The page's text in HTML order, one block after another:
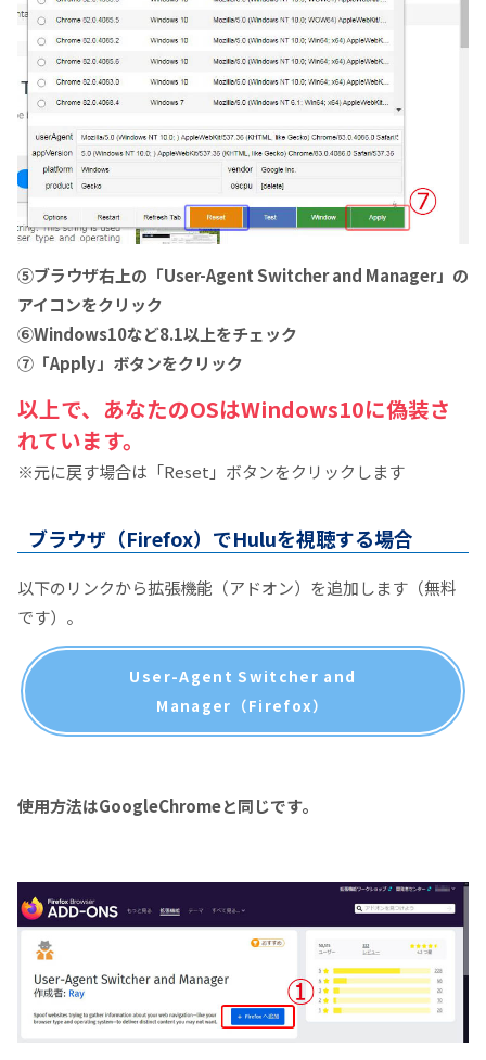
⑤ブラウザ右上の「User-Agent Switcher and Manager」の
アイコンをクリック
⑥Windows10など8.1以上をチェック
⑦「Apply」ボタンをクリック
以上で、あなたのOSはWindows10に偽装さ
れています。
※元に戻す場合は「Reset」ボタンをクリックします
ブラウザ（Firefox）でHuluを視聴する場合
以下のリンクから拡張機能（アドオン）を追加します（無料
です）。
User-Agent Switcher and
Manager（Firefox）
使用方法はGoogleChromeと同じです。